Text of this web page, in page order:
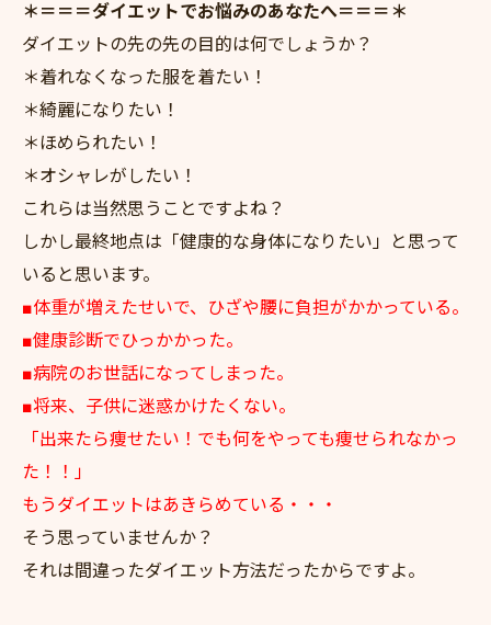
＊＝＝＝ダイエットでお悩みのあなたへ＝＝＝＊
ダイエットの先の先の目的は何でしょうか？
＊着れなくなった服を着たい！
＊綺麗になりたい！
＊ほめられたい！
＊オシャレがしたい！
これらは当然思うことですよね？
しかし最終地点は「健康的な身体になりたい」と思って
いると思います。
■体重が増えたせいで、ひざや腰に負担がかかっている。
■健康診断でひっかかった。
■病院のお世話になってしまった。
■将来、子供に迷惑かけたくない。
「出来たら痩せたい！でも何をやっても痩せられなかっ
た！！」
もうダイエットはあきらめている・・・
そう思っていませんか？
それは間違ったダイエット方法だったからですよ。